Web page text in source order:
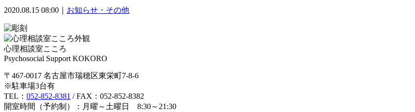
2020.08.15 08:00｜ お知らせ・その他
心理相談室こころ
Psychosocial Support KOKORO
〒467-0017 名古屋市瑞穂区東栄町7-8-6
※駐車場3台有
TEL： 052-852-8381 / FAX：052-852-8382
開室時間（予約制）：月曜～土曜日 8:30～21:30